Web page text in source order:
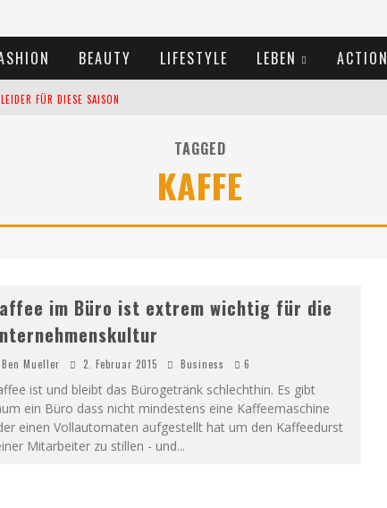
BEAUTY LIFESTYLE LEBEN ACTION
FÜR DIESE SAISON
TAGGED
KAFFE
im Büro ist extrem wichtig für die
Ben Mueller 2. Februar 2015 Business 6
ist und bleibt das Bürogetränk schlechthin. Es gibt
ein Büro dass nicht mindestens eine Kaffeemaschine
einen Vollautomaten aufgestellt hat um den Kaffeedurst
Mitarbeiter zu stillen - und...